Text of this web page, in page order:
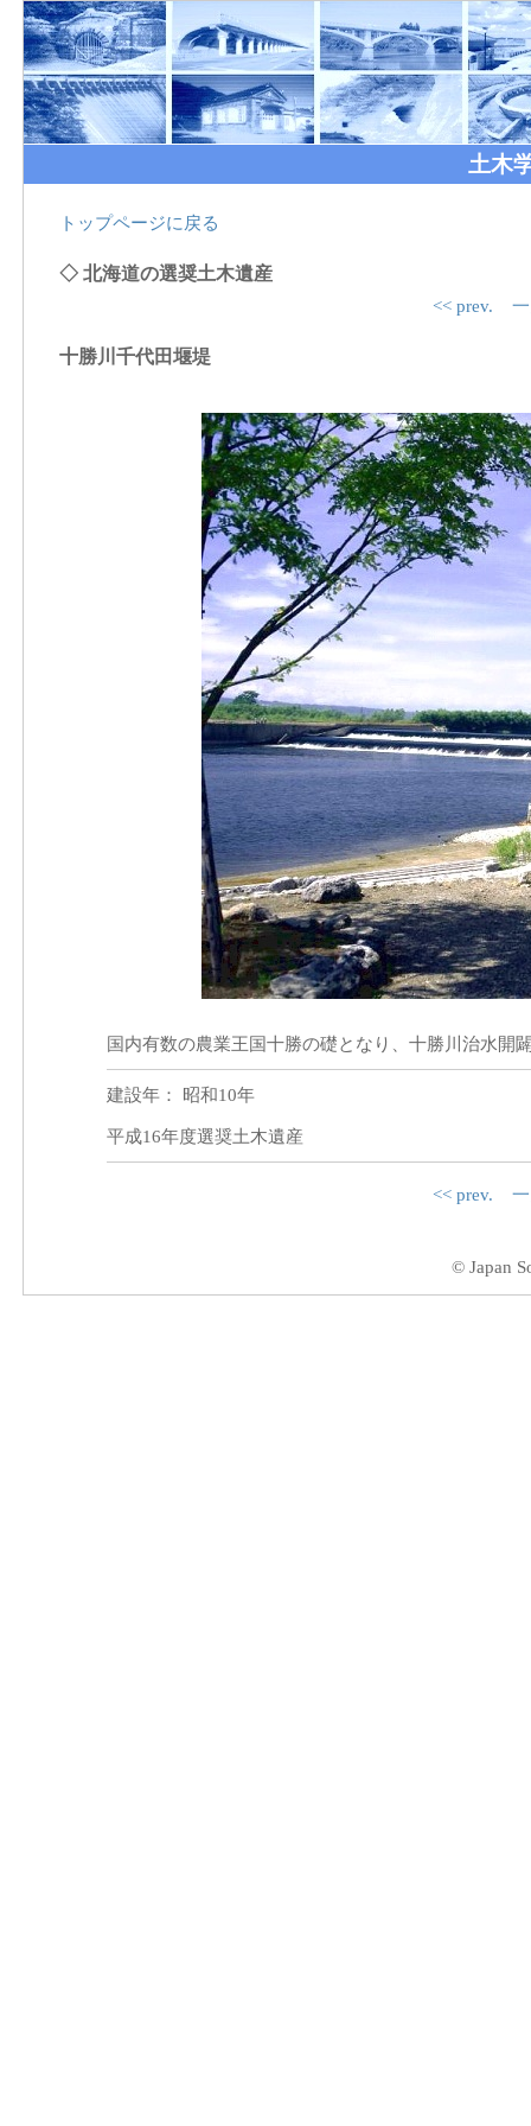
土木
トップページに戻る
◇ 北海道の選奨土木遺産
<< prev.
十勝川千代田堰堤
国内有数の農業王国十勝の礎となり、十勝川治水開
建設年： 昭和10年
平成16年度選奨土木遺産
<< prev.
© Japan